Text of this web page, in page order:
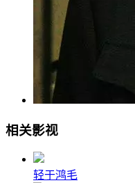
相关影视
轻于鸿毛